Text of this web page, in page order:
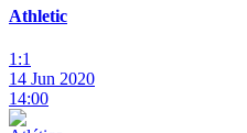
Athletic
1:1
14 Jun 2020
14:00